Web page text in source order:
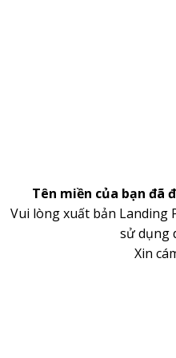
Tên miền của bạn đã
Vui lòng xuất bản Landing
sử dụng
Xin